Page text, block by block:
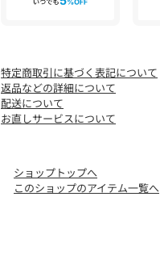
特定商取引に基づく表記について
返品などの詳細について
配送について
お直しサービスについて
ショップトップへ
このショップのアイテム一覧へ